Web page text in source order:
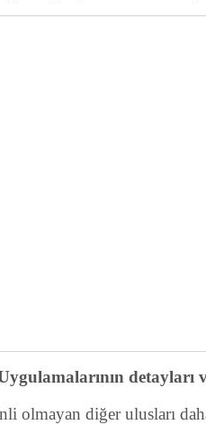
detayları
olmayan diğer ulusları